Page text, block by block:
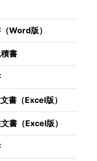
Word版）
書
書（Excel版）
書（Excel版）